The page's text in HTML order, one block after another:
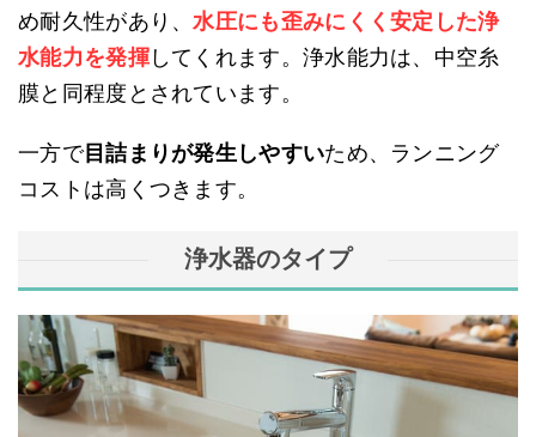
め耐久性があり、 水圧にも歪みにくく安定した浄
水能力を発揮してくれます。浄水能力は、中空糸
膜と同程度とされています。
一方で目詰まりが発生しやすいため、ランニング
コストは高くつきます。
浄水器のタイプ